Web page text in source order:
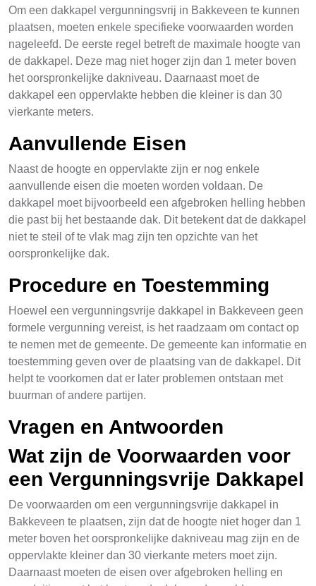
Om een dakkapel vergunningsvrij in Bakkeveen te kunnen
plaatsen, moeten enkele specifieke voorwaarden worden
nageleefd. De eerste regel betreft de maximale hoogte van
de dakkapel. Deze mag niet hoger zijn dan 1 meter boven
het oorspronkelijke dakniveau. Daarnaast moet de
dakkapel een oppervlakte hebben die kleiner is dan 30
vierkante meters.
Aanvullende Eisen
Naast de hoogte en oppervlakte zijn er nog enkele
aanvullende eisen die moeten worden voldaan. De
dakkapel moet bijvoorbeeld een afgebroken helling hebben
die past bij het bestaande dak. Dit betekent dat de dakkapel
niet te steil of te vlak mag zijn ten opzichte van het
oorspronkelijke dak.
Procedure en Toestemming
Hoewel een vergunningsvrije dakkapel in Bakkeveen geen
formele vergunning vereist, is het raadzaam om contact op
te nemen met de gemeente. De gemeente kan informatie en
toestemming geven over de plaatsing van de dakkapel. Dit
helpt te voorkomen dat er later problemen ontstaan met
buurman of andere partijen.
Vragen en Antwoorden
Wat zijn de Voorwaarden voor
een Vergunningsvrije Dakkapel
De voorwaarden om een vergunningsvrije dakkapel in
Bakkeveen te plaatsen, zijn dat de hoogte niet hoger dan 1
meter boven het oorspronkelijke dakniveau mag zijn en de
oppervlakte kleiner dan 30 vierkante meters moet zijn.
Daarnaast moeten de eisen over afgebroken helling en